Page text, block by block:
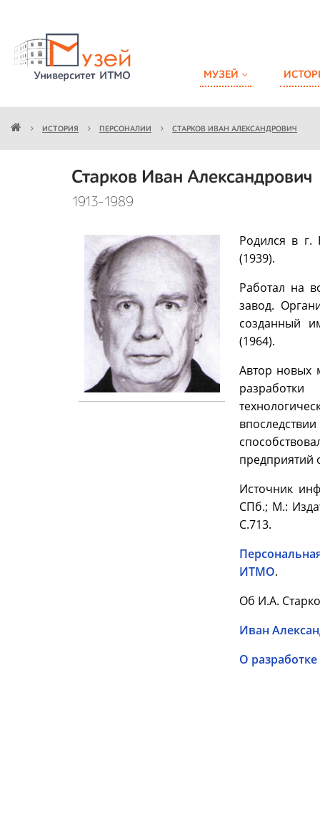
МУЗЕЙ
ИСТОРИЯ ПЕРСОНАЛИИ СТАРКОВ ИВАН АЛЕКСАНДРОВИЧ
Старков Иван Александрович
1913-1989
Родился в
(1939).
Работал на
завод.
созданный
(1964).
Автор новых
предприятий
Источник
СПб.; М.:
С.713.
ИТМО.
Об И.А.
Иван
О